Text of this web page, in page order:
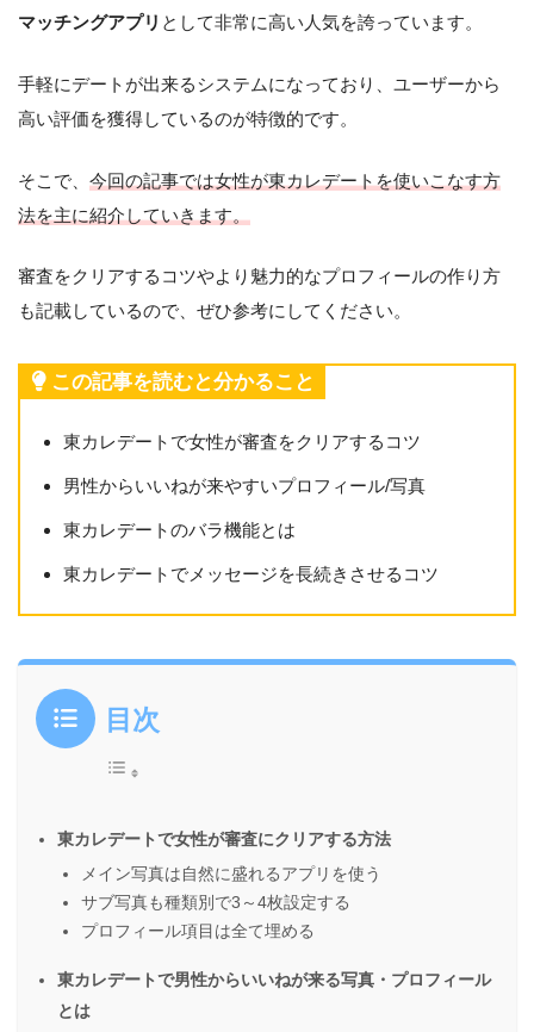
マッチングアプリ として非常に高い人気を誇っています。
手軽にデートが出来るシステムになっており、ユーザーから
高い評価を獲得しているのが特徴的です。
そこで、 今回の記事では女性が東カレデートを使いこなす方
法を主に紹介していきます。
審査をクリアするコツやより魅力的なプロフィールの作り方
も記載しているので、ぜひ参考にしてください。
この記事を読むと分かること
東カレデートで女性が審査をクリアするコツ
男性からいいねが来やすいプロフィール/写真
東カレデートのバラ機能とは
東カレデートでメッセージを長続きさせるコツ
目次
東カレデートで女性が審査にクリアする方法
メイン写真は自然に盛れるアプリを使う
サブ写真も種類別で3～4枚設定する
プロフィール項目は全て埋める
東カレデートで男性からいいねが来る写真・プロフィール
とは